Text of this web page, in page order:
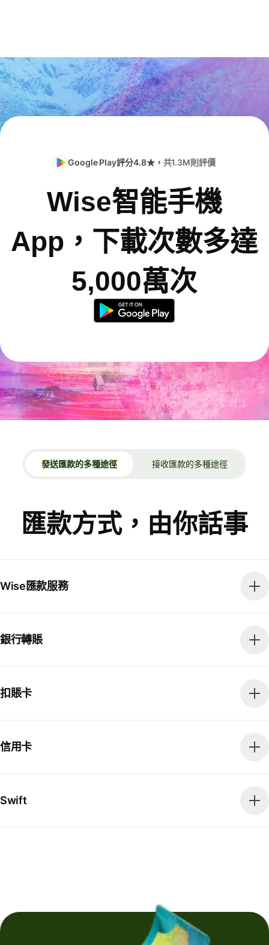
Google Play評分4.8★， 共1.3M則評價
Wise智能手機
App，下載次數多達
5,000萬次
發送匯款的多種途徑 接收匯款的多種途徑
匯款方式，由你話事
Wise匯款服務
銀行轉賬
扣賬卡
信用卡
Swift